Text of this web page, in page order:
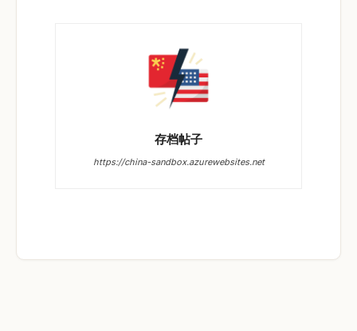
存档帖子
https://china-sandbox.azurewebsites.net